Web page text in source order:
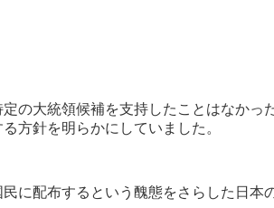
の大統領候補を支持したことはなかっ
方針を明らかにしていました。
に配布するという醜態をさらした日本